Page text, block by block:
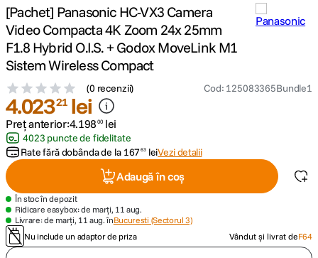
canon sx740 hs
6 . lavaliera
7. card memorie
8. ulanzi
9. insta 360
10. godox
[Pachet] Panasonic HC-VX3 Camera
Video Compacta 4K Zoom 24x 25mm
F1.8 Hybrid O.I.S. + Godox MoveLink M1
Sistem Wireless Compact
(0 recenzii) Cod: 125083365Bundle1
4.02321 lei
Preț anterior:4.198 00 lei
4023 puncte de fidelitate
Rate fără dobânda de la 167 63 leiVezi detalii
Adaugă în coș
În stoc în depozit
Ridicare easybox: de marți, 11 aug.
Livrare: de marți, 11 aug. înBucuresti (Sectorul 3)
Nu include un adaptor de priza
Vândut și livrat deF64